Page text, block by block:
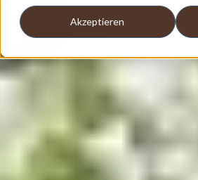
Akzeptieren